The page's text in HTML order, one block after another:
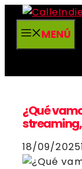
Saltar
contenidoMENÚ
¿Qué
streaming,
18/09/2025